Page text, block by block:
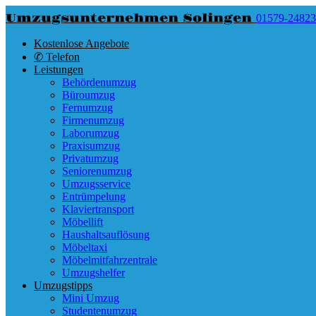
Umzugsunternehmen Solingen 01579-
Kostenlose Angebote
✆ Telefon
Leistungen
Behördenumzug
Büroumzug
Fernumzug
Firmenumzug
Laborumzug
Praxisumzug
Privatumzug
Seniorenumzug
Umzugsservice
Entrümpelung
Klaviertransport
Möbellift
Haushaltsauflösung
Möbeltaxi
Möbelmitfahrzentrale
Umzugshelfer
Umzugstipps
Mini Umzug
Studentenumzug